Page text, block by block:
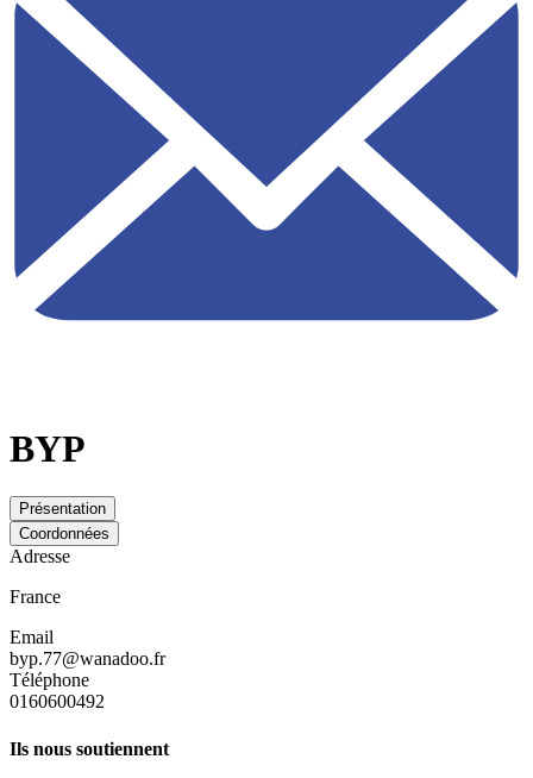
BYP
Présentation
Coordonnées
Adresse
France
Email
byp.77@wanadoo.fr
Téléphone
0160600492
Ils nous soutiennent